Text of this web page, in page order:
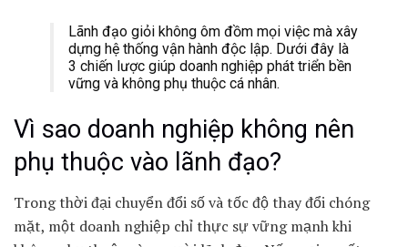
Lãnh đạo giỏi không ôm đồm mọi việc mà xây
dựng hệ thống vận hành độc lập. Dưới đây là
3 chiến lược giúp doanh nghiệp phát triển bền
vững và không phụ thuộc cá nhân.
Vì sao doanh nghiệp không nên
phụ thuộc vào lãnh đạo?
Trong thời đại chuyển đổi số và tốc độ thay đổi chóng
mặt, một doanh nghiệp chỉ thực sự vững mạnh khi